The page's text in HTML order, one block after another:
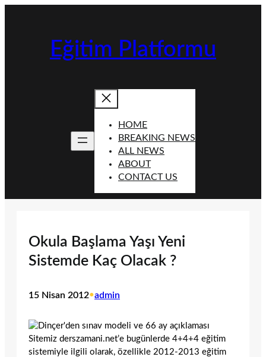
Eğitim Platformu
HOME
BREAKING NEWS
ALL NEWS
ABOUT
CONTACT US
Okula Başlama Yaşı Yeni
Sistemde Kaç Olacak ?
15 Nisan 2012•admin
Sitemiz derszamani.net’e bugünlerde 4+4+4 eğitim
sistemiyle ilgili olarak, özellikle 2012-2013 eğitim